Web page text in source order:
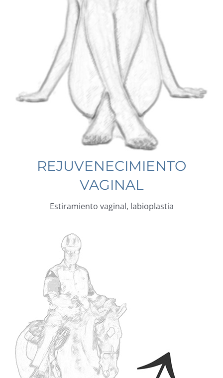
REJUVENECIMIENTO
VAGINAL
Estiramiento vaginal, labioplastia